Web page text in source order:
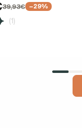
39,93€ −29%
(1)